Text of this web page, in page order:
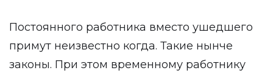
Постоянного работника вместо ушедшего
примут неизвестно когда. Такие нынче
законы. При этом временному работнику